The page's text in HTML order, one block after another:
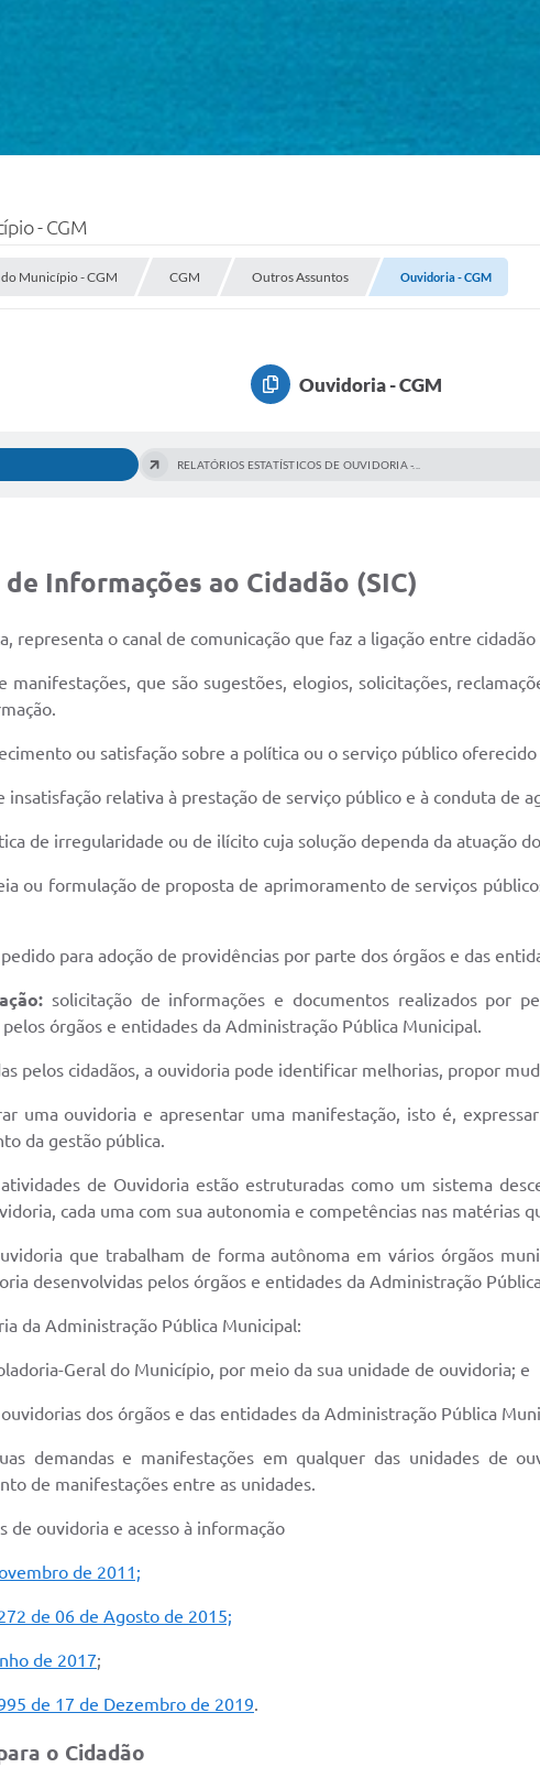
- CGM
Município - CGM CGM Outros Assuntos Ouvidoria - CGM
Ouvidoria - CGM
RELATÓRIOS ESTATÍSTICOS DE OUVIDORIA -...
Informações ao Cidadão (SIC)
representa o canal de comunicação que faz a ligação entre
que são sugestões, elogios, solicitações,
ou satisfação sobre a política ou o serviço público
insatisfação relativa à prestação de serviço público e à conduta de
de irregularidade ou de ilícito cuja solução dependa da atuação
ou formulação de proposta de aprimoramento de serviços
pedido para adoção de providências por parte dos órgãos e das
solicitação de informações e documentos realizados por
órgãos e entidades da Administração Pública Municipal.
pelos cidadãos, a ouvidoria pode identificar melhorias, propor
uma ouvidoria e apresentar uma manifestação, isto é,
da gestão pública.
de Ouvidoria estão estruturadas como um sistema
cada uma com sua autonomia e competências nas matérias
que trabalham de forma autônoma em vários órgãos
desenvolvidas pelos órgãos e entidades da Administração
da Administração Pública Municipal:
Geral do Município, por meio da sua unidade de ouvidoria; e
dos órgãos e das entidades da Administração Pública
demandas e manifestações em qualquer das unidades de
de manifestações entre as unidades.
de ouvidoria e acesso à informação
de 2011;
de 06 de Agosto de 2015;
de 2017;
de 17 de Dezembro de 2019.
o Cidadão